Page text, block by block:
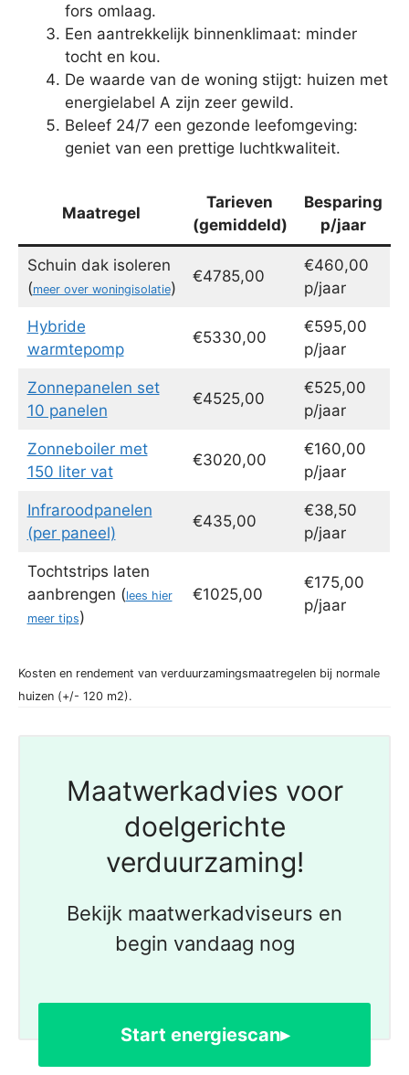
fors omlaag.
Een aantrekkelijk binnenklimaat: minder
tocht en kou.
De waarde van de woning stijgt: huizen met
energielabel A zijn zeer gewild.
Beleef 24/7 een gezonde leefomgeving:
geniet van een prettige luchtkwaliteit.
Maatregel
Tarieven
(gemiddeld)
Besparing
p/jaar
Schuin dak isoleren
(meer over woningisolatie)
€4785,00
€460,00
p/jaar
Hybride
warmtepomp
€5330,00
€595,00
p/jaar
Zonnepanelen set
10 panelen
€4525,00
€525,00
p/jaar
Zonneboiler met
150 liter vat
€3020,00
€160,00
p/jaar
Infraroodpanelen
(per paneel)
€435,00
€38,50
p/jaar
Tochtstrips laten
aanbrengen (lees hier
meer tips)
€1025,00
€175,00
p/jaar
Kosten en rendement van verduurzamingsmaatregelen bij normale
huizen (+/- 120 m2).
Maatwerkadvies voor
doelgerichte
verduurzaming!
Bekijk maatwerkadviseurs en
begin vandaag nog
Start energiescan▸